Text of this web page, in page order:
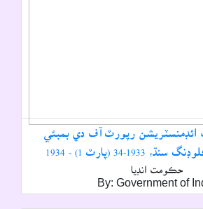
ائڊمنسٽريشن رپورٽ آف دي بمبئي
34 (پارٽ 1) - 1934
حڪومت انڊيا
By: Government of